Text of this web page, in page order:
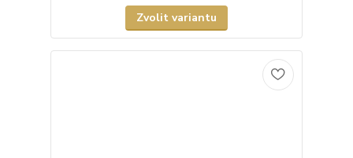
Zvolit variantu